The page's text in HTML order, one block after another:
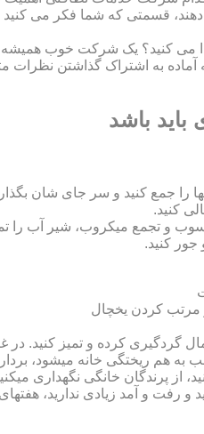
قسمتی که شما فکر می کنید
می کنید؟ یک شرکت خوب
به اشتراک گذاشتن نظرات
باشد
را جمع کنید و سر جای شان
کنید.
و تجمع میکروب، شیر آب
جور کنید.
گردگیری کرده و تمیز کنید.
به هم ریختگی خانه می‏شود،
از پرندگان خانگی نگهداری
و رفت و آمد زیادی ندارید،